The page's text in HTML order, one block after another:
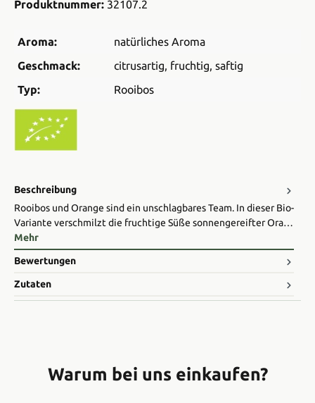
Produktnummer: 32107.2
Aroma:
natürliches Aroma
Geschmack:
citrusartig, fruchtig, saftig
Typ:
Rooibos
Beschreibung
Rooibos und Orange sind ein unschlagbares Team. In dieser Bio-
Variante verschmilzt die fruchtige Süße sonnengereifter Ora…
Mehr
Bewertungen
Zutaten
Warum bei uns einkaufen?